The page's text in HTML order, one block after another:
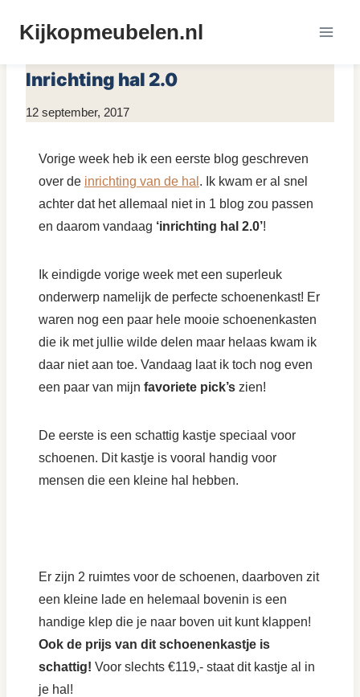
naarKijkopmeubelen.nl
Inrichting hal 2.0
Door
12 september, 2017
Vorige week heb ik een eerste blog geschreven
over de inrichting van de hal . Ik kwam er al snel
achter dat het allemaal niet in 1 blog zou passen
en daarom vandaag ‘inrichting hal 2.0’!
Ik eindigde vorige week met een superleuk
onderwerp namelijk de perfecte schoenenkast! Er
waren nog een paar hele mooie schoenenkasten
die ik met jullie wilde delen maar helaas kwam ik
daar niet aan toe. Vandaag laat ik toch nog even
een paar van mijn favoriete pick’s zien!
De eerste is een schattig kastje speciaal voor
schoenen. Dit kastje is vooral handig voor
mensen die een kleine hal hebben.
Er zijn 2 ruimtes voor de schoenen, daarboven zit
een kleine lade en helemaal bovenin is een
handige klep die je naar boven uit kunt klappen!
Ook de prijs van dit schoenenkastje is
schattig! Voor slechts €119,- staat dit kastje al in
je hal!